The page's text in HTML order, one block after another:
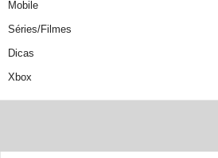
Mobile
Séries/Filmes
Dicas
Xbox